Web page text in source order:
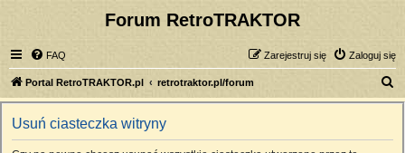
Forum RetroTRAKTOR
FAQ Zaloguj się
Zarejestruj się
Portal RetroTRAKTOR.pl retrotraktor.pl/forum
z
Usuń ciasteczka witryny